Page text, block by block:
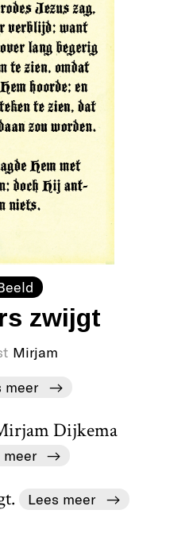
zwijgt
Mirjam
meer
Dijkema
meer
Lees meer